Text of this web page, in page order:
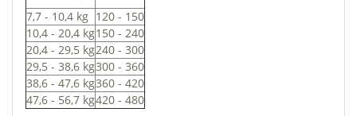
7,7 - 10,4 kg 120 - 150
10,4 - 20,4 kg150 - 240
20,4 - 29,5 kg240 - 300
29,5 - 38,6 kg300 - 360
38,6 - 47,6 kg360 - 420
47,6 - 56,7 kg420 - 480